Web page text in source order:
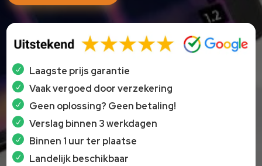
Laagste prijs garantie
Vaak vergoed door verzekering
Geen oplossing? Geen betaling!
Verslag binnen 3 werkdagen
Binnen 1 uur ter plaatse
Landelijk beschikbaar